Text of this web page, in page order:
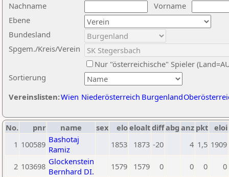
Nachname
Vorname
Ebene
Sortierung
Bundesland
Spgem./Kreis/Verein
Nur "österreichische" Spieler
Vereinslisten:Wien Niederösterreich Burgenland
No. pnr name sex eloeloaltdiffabg anz pkt eloi
1 100589 Bashotaj
Ramiz
1853 1873 -20 4 1,5 1909
2 103698 Glockenstein
Bernhard DI.
1579 1579 0 0 0 0